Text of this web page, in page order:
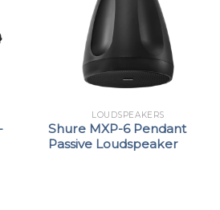
LOUDSPEAKERS
Shure MXP-6 Pendant
Passive Loudspeaker